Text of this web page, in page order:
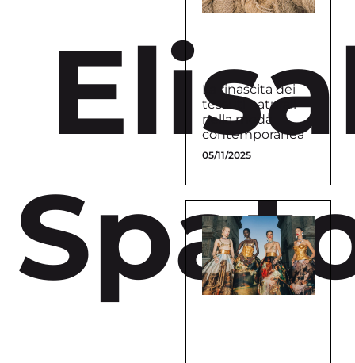
La rinascita dei
tessuti naturali
nella moda
contemporanea
05/11/2025